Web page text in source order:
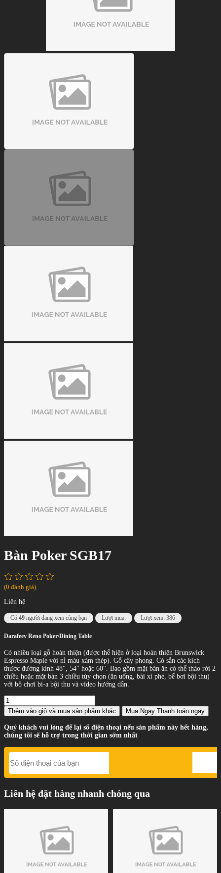
Bàn Poker SGB17
(0 đánh giá)
Liên hệ
Có 49 người đang xem cùng bạn Lượt mua: Lượt xem: 386
Darafeev Reno Poker/Dining Table
Có nhiều loại gỗ hoàn thiện (được thể hiện ở loại hoàn thiện Brunswick
Espresso Maple với nỉ màu xám thép). Gỗ cây phong. Có sẵn các kích
thước đường kính 48", 54" hoặc 60". Bao gồm mặt bàn ăn có thể tháo rời 2
chiều hoặc mặt bàn 3 chiều tùy chọn (ăn uống, bài xì phé, bể bơi bội thu)
với bộ chơi bi-a bội thu và video hướng dẫn.
Thêm vào giỏ và mua sản phẩm khác Mua Ngay Thanh toán ngay
Quý khách vui lòng để lại số điện thoại nếu sản phẩm này hết hàng,
chúng tôi sẽ hỗ trợ trong thời gian sớm nhất
Liên hệ đặt hàng nhanh chóng qua